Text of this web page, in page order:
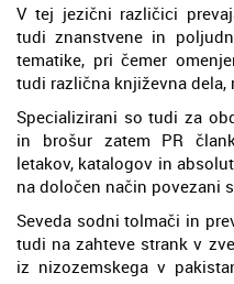
V tej jezični različici
tudi znanstvene in
tematike, pri čemer
tudi različna književna dela,
Specializirani so tudi za
in brošur zatem PR
letakov, katalogov in
na določen način povezani
Seveda sodni tolmači in
tudi na zahteve strank v
iz nizozemskega v